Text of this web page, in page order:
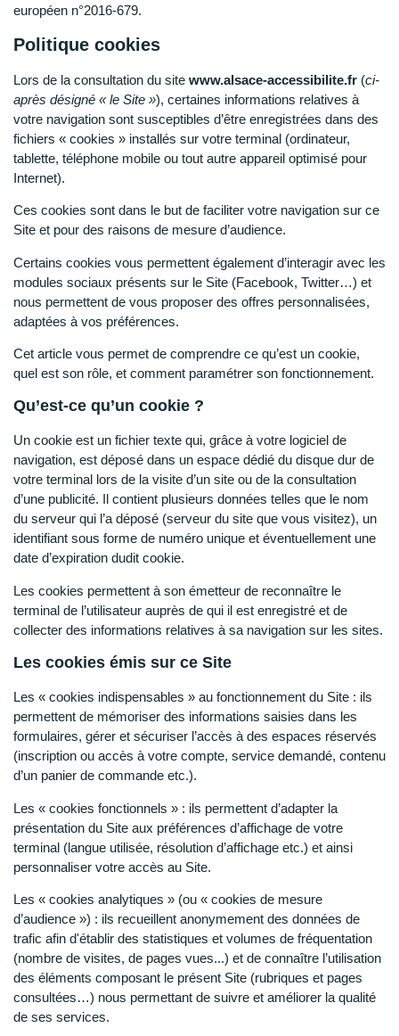
européen n°2016-679.
Politique cookies
Lors de la consultation du site www.alsace-accessibilite.fr (ci-
après désigné « le Site »), certaines informations relatives à
votre navigation sont susceptibles d’être enregistrées dans des
fichiers « cookies » installés sur votre terminal (ordinateur,
tablette, téléphone mobile ou tout autre appareil optimisé pour
Internet).
Ces cookies sont dans le but de faciliter votre navigation sur ce
Site et pour des raisons de mesure d’audience.
Certains cookies vous permettent également d’interagir avec les
modules sociaux présents sur le Site (Facebook, Twitter…) et
nous permettent de vous proposer des offres personnalisées,
adaptées à vos préférences.
Cet article vous permet de comprendre ce qu’est un cookie,
quel est son rôle, et comment paramétrer son fonctionnement.
Qu’est-ce qu’un cookie ?
Un cookie est un fichier texte qui, grâce à votre logiciel de
navigation, est déposé dans un espace dédié du disque dur de
votre terminal lors de la visite d’un site ou de la consultation
d’une publicité. Il contient plusieurs données telles que le nom
du serveur qui l’a déposé (serveur du site que vous visitez), un
identifiant sous forme de numéro unique et éventuellement une
date d’expiration dudit cookie.
Les cookies permettent à son émetteur de reconnaître le
terminal de l’utilisateur auprès de qui il est enregistré et de
collecter des informations relatives à sa navigation sur les sites.
Les cookies émis sur ce Site
Les « cookies indispensables » au fonctionnement du Site : ils
permettent de mémoriser des informations saisies dans les
formulaires, gérer et sécuriser l’accès à des espaces réservés
(inscription ou accès à votre compte, service demandé, contenu
d’un panier de commande etc.).
Les « cookies fonctionnels » : ils permettent d’adapter la
présentation du Site aux préférences d’affichage de votre
terminal (langue utilisée, résolution d’affichage etc.) et ainsi
personnaliser votre accès au Site.
Les « cookies analytiques » (ou « cookies de mesure
d’audience ») : ils recueillent anonymement des données de
trafic afin d'établir des statistiques et volumes de fréquentation
(nombre de visites, de pages vues...) et de connaître l’utilisation
des éléments composant le présent Site (rubriques et pages
consultées…) nous permettant de suivre et améliorer la qualité
de ses services.